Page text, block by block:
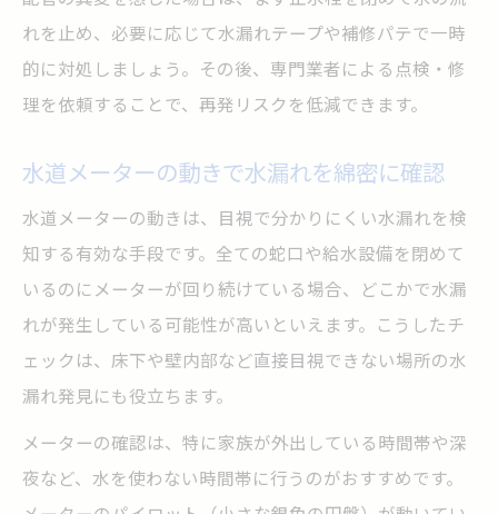
れを止め、必要に応じて水漏れテープや補修パテで一時
的に対処しましょう。その後、専門業者による点検・修
理を依頼することで、再発リスクを低減できます。
水道メーターの動きで水漏れを綿密に確認
水道メーターの動きは、目視で分かりにくい水漏れを検
知する有効な手段です。全ての蛇口や給水設備を閉めて
いるのにメーターが回り続けている場合、どこかで水漏
れが発生している可能性が高いといえます。こうしたチ
ェックは、床下や壁内部など直接目視できない場所の水
漏れ発見にも役立ちます。
メーターの確認は、特に家族が外出している時間帯や深
夜など、水を使わない時間帯に行うのがおすすめです。